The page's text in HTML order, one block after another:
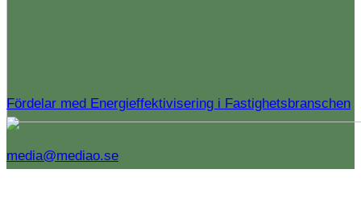
Fördelar med Energieffektivisering i Fastighetsbranschen
media@mediao.se